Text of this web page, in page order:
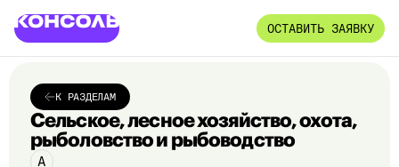
ОСТАВИТЬ ЗАЯВКУ
К РАЗДЕЛАМ
Сельское, лесное хозяйство, охота,
рыболовство и рыбоводство
A